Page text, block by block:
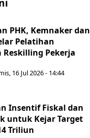
PHK, Kemnaker dan
Pelatihan
Pekerja
16 Jul 2026 - 14:44
Insentif Fiskal dan
untuk Kejar Target
Triliun